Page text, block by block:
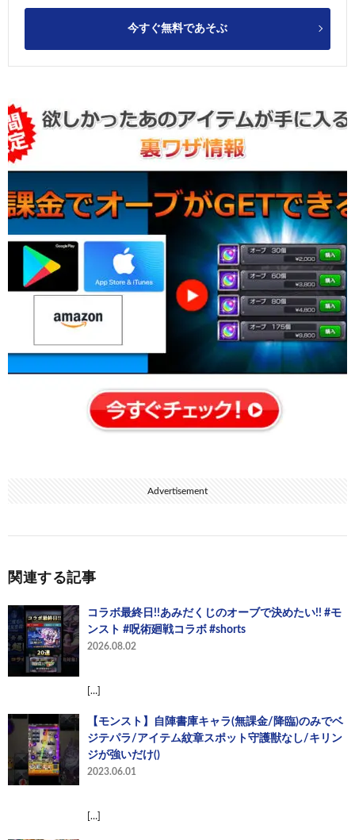
今すぐ無料であそぶ
Advertisement
関連する記事
コラボ最終日!!あみだくじのオーブで決めたい!! #モ
ンスト #呪術廻戦コラボ #shorts
2026.08.02
[…]
【モンスト】自陣書庫キャラ(無課金/降臨)のみでベ
ジテパラ/アイテム紋章スポット守護獣なし/キリン
ジが強いだけ()
2023.06.01
[…]